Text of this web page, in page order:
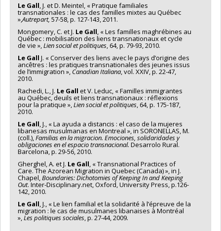
Le Gall, J. et D. Meintel, « Pratique familiales
transnationales : le cas des familles mixtes au Québec
»,Autrepart, 57-58, p. 127-143, 2011.
Mongomery, C. et J. Le Gall, « Les familles maghrébines au
Québec : mobilisation des liens transnationaux et cycle
de vie »,Lien social et politiques, 64, p. 79-93, 2010.
Le Gall J. « Conserver des liens avec le pays d’origine des
ancêtres : les pratiques transnationales des jeunes issus
de l’immigration », Canadian Italiana, vol. XXIV, p. 22-47,
2010.
Rachedi, L., J. Le Gall et V. Leduc, « Familles immigrantes
au Québec, deuils et liens transnationaux : réflexions
pour la pratique »,Lien social et politiques, 64, p. 175-187,
2010.
Le Gall, J., « La ayuda a distancis : el caso de la mujeres
libanesas musulmanas en Montreal », in SORONELLAS, M.
(coll.),Familias en la migracion. Emociones, solidaridades y
obligaciones en el espacio transnacional. Desarrolo Rural.
Barcelona, p. 29-56, 2010.
Gherghel, A. et J. Le Gall, « Transnational Practices of
Care. The Azorean Migration in Quebec (Canada) », in J.
Chapel,Boundaries: Dichotomies of Keeping In and Keeping
Out. Inter-Disciplinary.net, Oxford, University Press, p.126-
142, 2010.
Le Gall, J., « Le lien familial et la solidarité à l’épreuve de la
migration : le cas de musulmanes libanaises à Montréal
»,Les politiques sociales, p. 27-44, 2009.